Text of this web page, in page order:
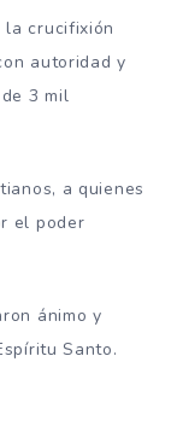
la crucifixión
autoridad y
3 mil
a quienes
el poder
ánimo y
Santo.